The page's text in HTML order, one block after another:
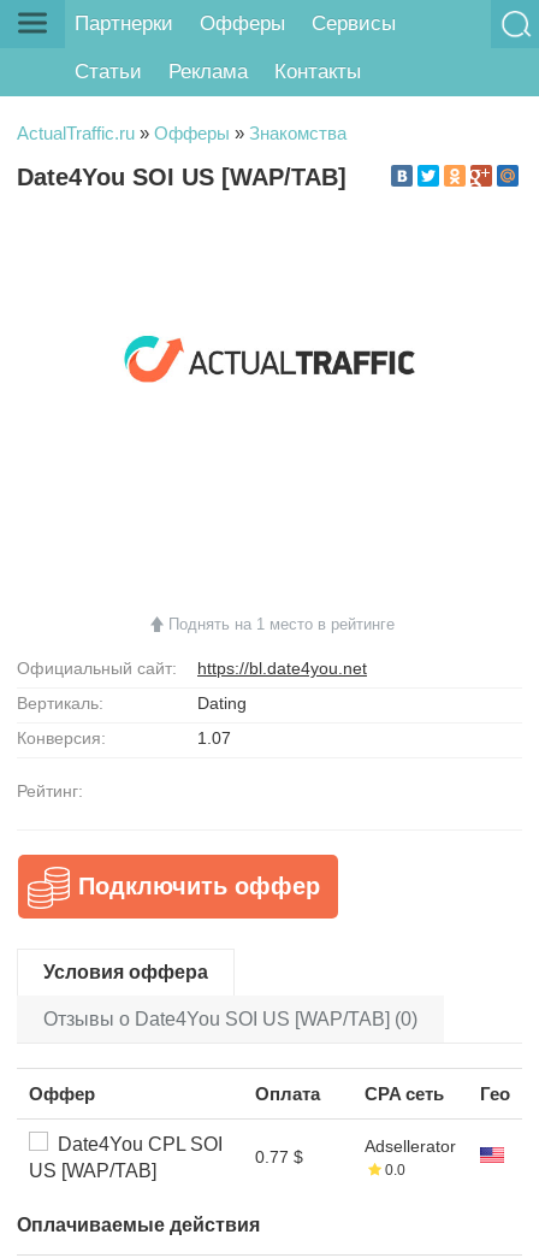
Партнерки Офферы Сервисы
Статьи Реклама Контакты
ActualTraffic.ru » Офферы » Знакомства
Date4You SOI US [WAP/TAB]
Поднять на 1 место в рейтинге
Официальный сайт:
https://bl.date4you.net
Вертикаль:
Dating
Конверсия:
1.07
Рейтинг:
Подключить оффер
Условия оффера
Отзывы о Date4You SOI US [WAP/TAB] (0)
Оффер Оплата CPA сеть Гео
Date4You CPL SOI
US [WAP/TAB]
0.77 $
Adsellerator
0.0
Оплачиваемые действия